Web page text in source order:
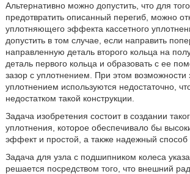
Альтернативно можно допустить, что для
предотвратить описанный перегиб, можно
уплотняющего эффекта кассетного
допустить в том случае, если направить
направленную деталь второго кольца на
деталь первого кольца и образовать с ее
зазор с уплотнением. При этом возможности
уплотнением используются недостаточно,
недостатком такой конструкции.
Задача изобретения состоит в создании
уплотнения, которое обеспечивало бы
эффект и простой, а также надежный способ
Задача для узла с подшипником колеса
решается посредством того, что внешний